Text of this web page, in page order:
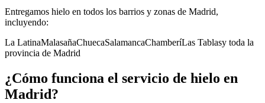
Entregamos hielo en todos los barrios y zonas de Madrid,
incluyendo:
La LatinaMalasañaChuecaSalamancaChamberíLas Tablasy toda la
provincia de Madrid
¿Cómo funciona el servicio de hielo en
Madrid?